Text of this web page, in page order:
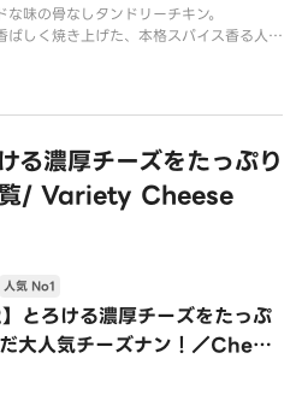
な味の骨なしタンドリーチキン。
ばしく焼き上げた、本格スパイス香る人気
る濃厚チーズをたっぷり
覧/ Variety Cheese
】とろける濃厚チーズをたっぷ
大人気チーズナン！／Chees
人気 No1